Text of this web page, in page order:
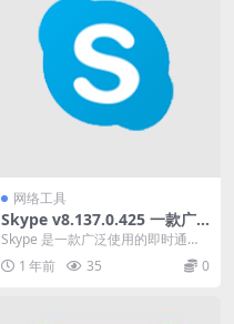
网络工具
Skype v8.137.0.425 一款广
泛使用的即时通讯和语音通话
软件
Skype 是一款广泛使用的即时通讯
和语音通话软件。它允许用户通过
互联网进行免费...
1 年前 35 0